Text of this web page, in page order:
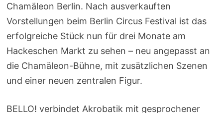
Chamäleon Berlin. Nach ausverkauften
Vorstellungen beim Berlin Circus Festival ist das
erfolgreiche Stück nun für drei Monate am
Hackeschen Markt zu sehen – neu angepasst an
die Chamäleon-Bühne, mit zusätzlichen Szenen
und einer neuen zentralen Figur.
BELLO! verbindet Akrobatik mit gesprochener